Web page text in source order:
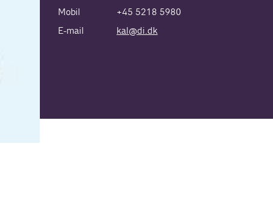
Mobil
+45 5218 5980
E-mail
kal@di.dk